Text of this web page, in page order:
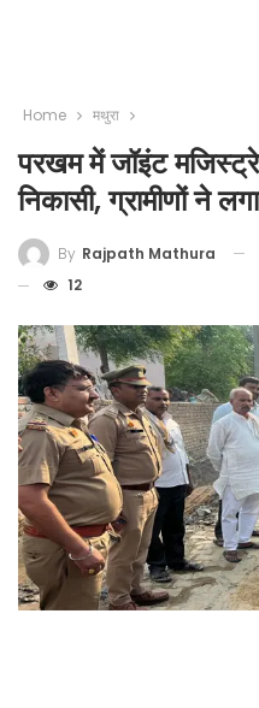
Home मथुरा
परखम में जॉइंट
निकासी, ग्रामीणों ने
By Rajpath Mathura
12